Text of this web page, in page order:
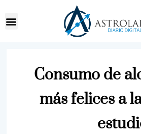
Consumo de
más felices a